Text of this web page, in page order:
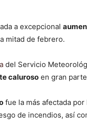
a excepcional
mitad de febrero.
del Servicio
caluroso en gran
fue la más afectada por
de incendios, así